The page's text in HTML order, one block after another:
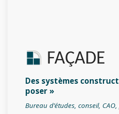
FAÇADE
Des systèmes
poser »
Bureau d’études, conseil,